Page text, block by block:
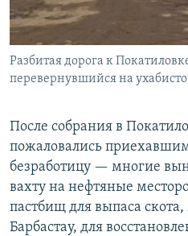
Разбитая дорога к
перевернувшийся на
После собрания в
пожаловались
безработицу — многие
вахту на нефтяные
пастбищ для выпаса
Барбастау, для